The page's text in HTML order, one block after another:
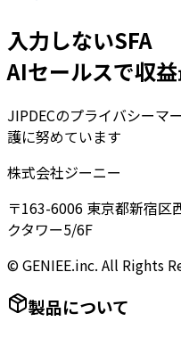
入力しないSFA
AIセールスで収
JIPDECのプライバシーマ
護に努めています
株式会社ジーニー
〒163-6006 東京都新宿区
クタワー5/6F
© GENIEE.inc. All Rights
製品について